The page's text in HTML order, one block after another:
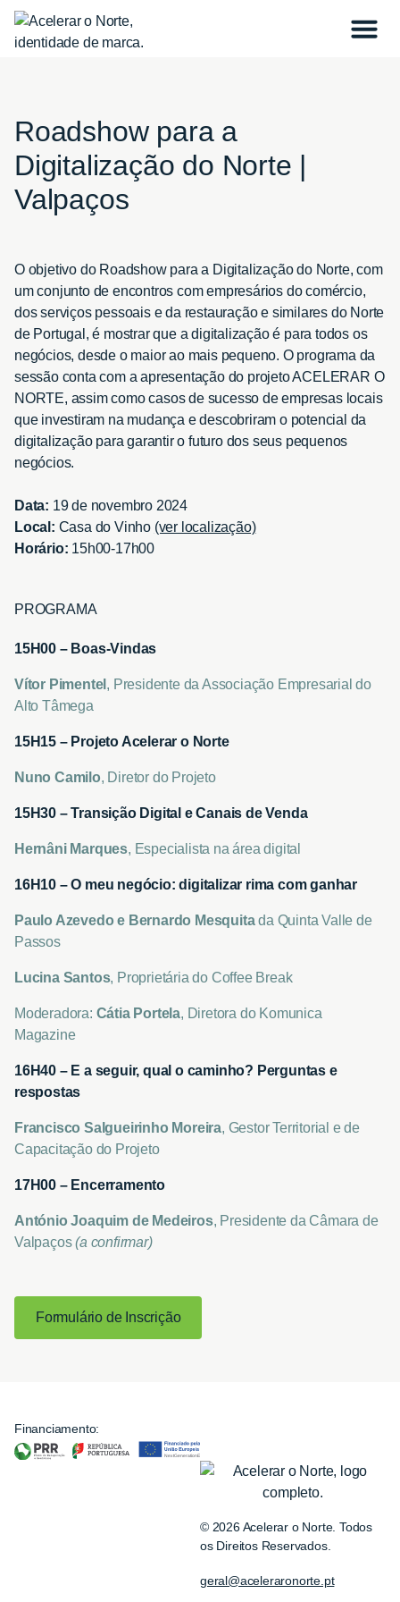
Roadshow para a
Digitalização do Norte |
Valpaços
O objetivo do Roadshow para a Digitalização do Norte, com
um conjunto de encontros com empresários do comércio,
dos serviços pessoais e da restauração e similares do Norte
de Portugal, é mostrar que a digitalização é para todos os
negócios, desde o maior ao mais pequeno. O programa da
sessão conta com a apresentação do projeto ACELERAR O
NORTE, assim como casos de sucesso de empresas locais
que investiram na mudança e descobriram o potencial da
digitalização para garantir o futuro dos seus pequenos
negócios.
Data: 19 de novembro 2024
Local: Casa do Vinho (ver localização)
Horário: 15h00-17h00
PROGRAMA
15H00 – Boas-Vindas
Vítor Pimentel , Presidente da Associação Empresarial do
Alto Tâmega
15H15 – Projeto Acelerar o Norte
Nuno Camilo, Diretor do Projeto
15H30 –Transição Digital e Canais de Venda
Hernâni Marques, Especialista na área digital
16H10 – O meu negócio: digitalizar rima com ganhar
Paulo Azevedo e Bernardo Mesquitada Quinta Valle de
Passos
Lucina Santos, Proprietária do Coffee Break
Moderadora: Cátia Portela, Diretora do Komunica
Magazine
16H40 – E a seguir, qual o caminho? Perguntas e
respostas
Francisco Salgueirinho Moreira, Gestor Territorial e de
Capacitação do Projeto
17H00 – Encerramento
António Joaquim de Medeiros, Presidente da Câmara de
Valpaços(a confirmar)
Formulário de Inscrição
© 2026 Acelerar o Norte. Todos
os Direitos Reservados.
geral@aceleraronorte.pt
Financiamento: